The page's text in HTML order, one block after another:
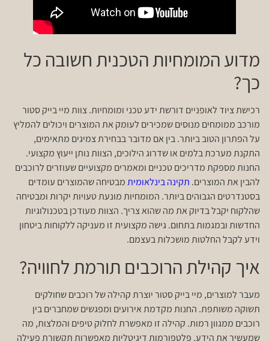
מדוע המומחיות הטכנית חשובה כל
כך?
רכישת ציוד לאופניים דורשת ידע טכני ומומחיות. צוות מיי בייק סטור
מורכב ממומחים מנוסים שמכירים לעומק את המוצרים ויכולים להמליץ
על הפתרון הטוב ביותר. בין אם מדובר בבחירת צמיגים מתאימים,
התקנת מערכת בלמים או שדרוג הילוכים, הצוות נותן ייעוץ מקצועי.
החנות מספקת מדריכים טכניים ומאמרים מקצועיים שעוזרים לרוכבים
להבין את המוצרים. תקינה בינלאומיתמבטיחה שהמוצרים עומדים
בסטנדרטים הגבוהים ביותר. המומחיות מונעת טעויות יקרות ומבטיחה
שהלקוח יקבל בדיוק את מה שהוא צריך. הצוות מעודכן בטכנולוגיות
החדשות ובמגמות בתחום. גישה מקצועית זו מעניקה ללקוחות ביטחון
וידע לקבל החלטות מושכלות בעצמם.
איך קהילת הרוכבים תורמת לחוויה?
מעבר למוצרים, מיי בייק סטור יוצרת קהילה של רוכבים שחולקים
תשוקה משותפת. החנות מקדמת אירועים ומפגשים שמחברים בין
רוכבים ממגוון רמות. קהילה זו מאפשרת לחלוק טיפים והמלצות, מה
שמעשיר את הידע. פלטפורמות דיגיטליות מאפשרות תקשורת פעילה